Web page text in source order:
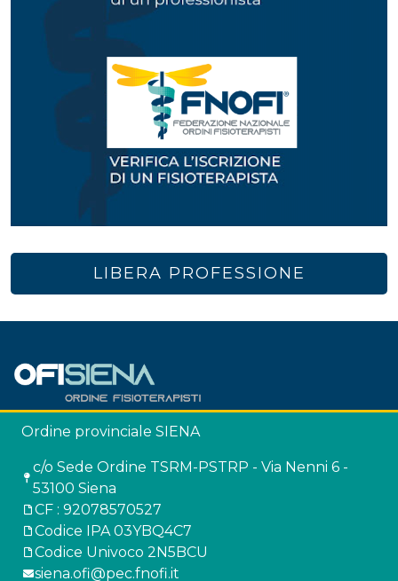
LIBERA PROFESSIONE
Ordine provinciale SIENA
c/o Sede Ordine TSRM-PSTRP - Via Nenni 6 -
53100 Siena
CF : 92078570527
Codice IPA 03YBQ4C7
Codice Univoco 2N5BCU
siena.ofi@pec.fnofi.it